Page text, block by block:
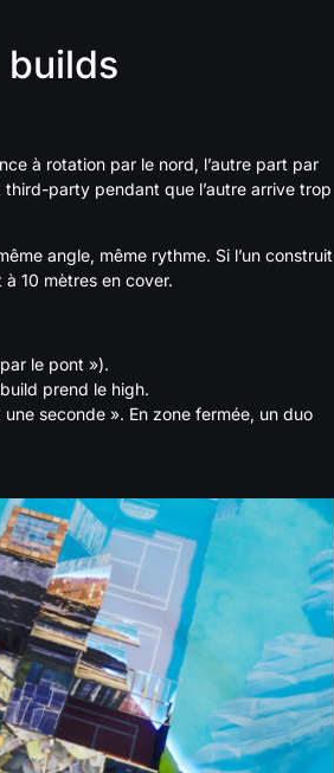
builds
à rotation par le nord, l’autre part par
third-party pendant que l’autre arrive trop
angle, même rythme. Si l’un construit
à 10 mètres en cover.
le pont »).
prend le high.
seconde ». En zone fermée, un duo